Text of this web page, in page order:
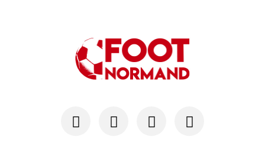
RÉGIONAL 2
Le Stade Sottevillais décroche le dernier bille...
Le FC Neufchâtel et le FC Serguigny-Nassandres ...